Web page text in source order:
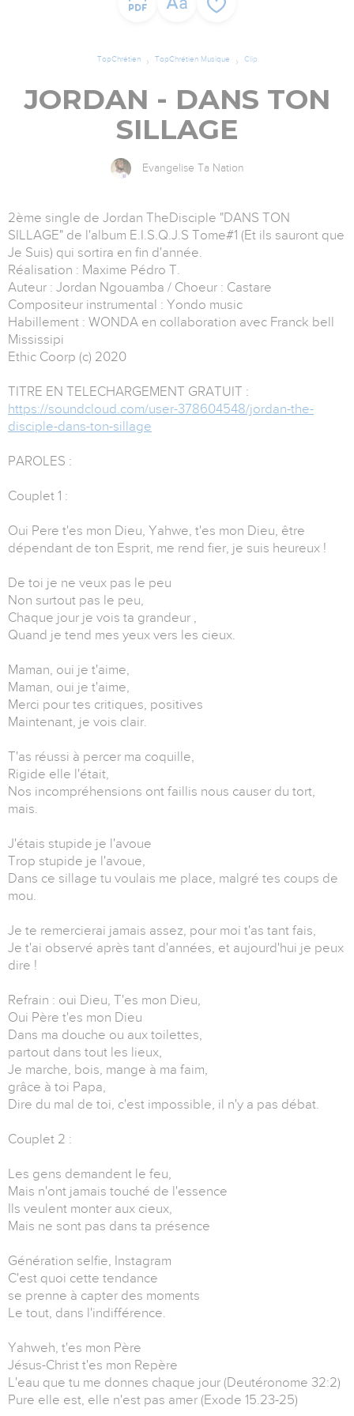
TopChrétien TopChrétien Musique Clip
JORDAN - DANS TON
SILLAGE
Evangelise Ta Nation
2ème single de Jordan TheDisciple "DANS TON
SILLAGE" de l'album E.I.S.Q.J.S Tome#1 (Et ils sauront que
Je Suis) qui sortira en fin d'année.
Réalisation : Maxime Pédro T.
Auteur : Jordan Ngouamba / Choeur : Castare
Compositeur instrumental : Yondo music
Habillement : WONDA en collaboration avec Franck bell
Mississipi
Ethic Coorp (c) 2020
TITRE EN TELECHARGEMENT GRATUIT :
https://soundcloud.com/user-378604548/jordan-the-
disciple-dans-ton-sillage
PAROLES :
Couplet 1 :
Oui Pere t'es mon Dieu, Yahwe, t'es mon Dieu, être
dépendant de ton Esprit, me rend fier, je suis heureux !
De toi je ne veux pas le peu
Non surtout pas le peu,
Chaque jour je vois ta grandeur ,
Quand je tend mes yeux vers les cieux.
Maman, oui je t'aime,
Maman, oui je t'aime,
Merci pour tes critiques, positives
Maintenant, je vois clair.
T'as réussi à percer ma coquille,
Rigide elle l'était,
Nos incompréhensions ont faillis nous causer du tort,
mais.
J'étais stupide je l'avoue
Trop stupide je l'avoue,
Dans ce sillage tu voulais me place, malgré tes coups de
mou.
Je te remercierai jamais assez, pour moi t'as tant fais,
Je t'ai observé après tant d'années, et aujourd'hui je peux
dire !
Refrain : oui Dieu, T'es mon Dieu,
Oui Père t'es mon Dieu
Dans ma douche ou aux toilettes,
partout dans tout les lieux,
Je marche, bois, mange à ma faim,
grâce à toi Papa,
Dire du mal de toi, c'est impossible, il n'y a pas débat.
Couplet 2 :
Les gens demandent le feu,
Mais n'ont jamais touché de l'essence
Ils veulent monter aux cieux,
Mais ne sont pas dans ta présence
Génération selfie, Instagram
C'est quoi cette tendance
se prenne à capter des moments
Le tout, dans l'indifférence.
Yahweh, t'es mon Père
Jésus-Christ t'es mon Repère
L'eau que tu me donnes chaque jour (Deutéronome 32:2)
Pure elle est, elle n'est pas amer (Exode 15.23-25)